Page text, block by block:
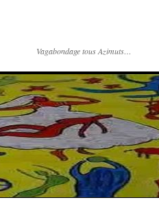
Vagabondage tous Azimuts…